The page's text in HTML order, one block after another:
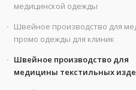
медицинской одежды
Швейное производство для
промо одежды для клиник
Швейное производство для
медицины текстильных